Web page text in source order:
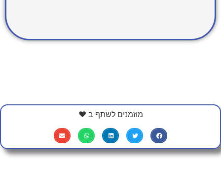
מוזמנים לשתף ב ❤